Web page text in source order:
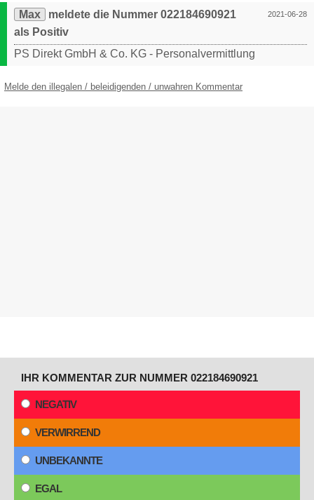
2021-06-28
Max
meldete die Nummer 022184690921
als Positiv
PS Direkt GmbH & Co. KG - Personalvermittlung
Melde den illegalen / beleidigenden / unwahren Kommentar
IHR KOMMENTAR ZUR NUMMER 022184690921
NEGATIV
VERWIRREND
UNBEKANNTE
EGAL